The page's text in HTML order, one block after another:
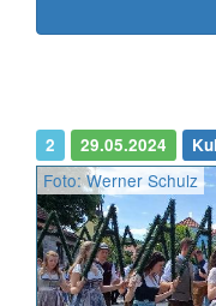
2 29.05.2024
Foto: Werner Schulz